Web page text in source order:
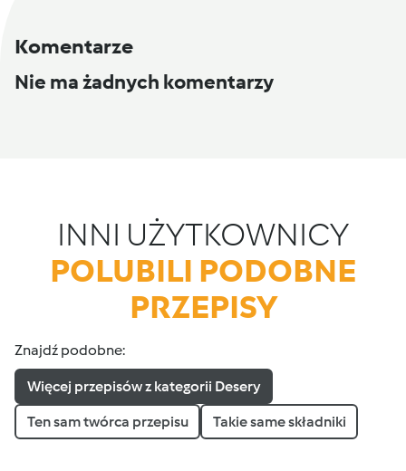
Komentarze
Nie ma żadnych komentarzy
INNI UŻYTKOWNICY
POLUBILI PODOBNE
PRZEPISY
Znajdź podobne:
Więcej przepisów z kategorii Desery
Ten sam twórca przepisu Takie same składniki